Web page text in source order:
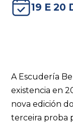
19 E 20
A Escudería
existencia en
nova edición
terceira proba